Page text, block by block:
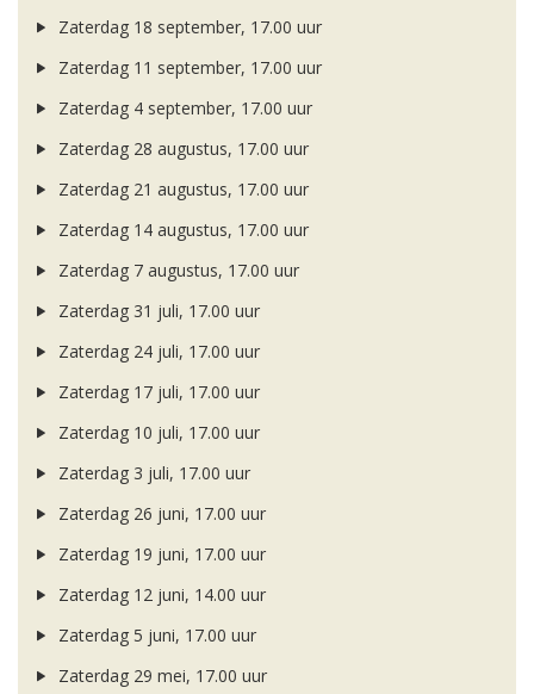
Zaterdag 18 september, 17.00 uur
Zaterdag 11 september, 17.00 uur
Zaterdag 4 september, 17.00 uur
Zaterdag 28 augustus, 17.00 uur
Zaterdag 21 augustus, 17.00 uur
Zaterdag 14 augustus, 17.00 uur
Zaterdag 7 augustus, 17.00 uur
Zaterdag 31 juli, 17.00 uur
Zaterdag 24 juli, 17.00 uur
Zaterdag 17 juli, 17.00 uur
Zaterdag 10 juli, 17.00 uur
Zaterdag 3 juli, 17.00 uur
Zaterdag 26 juni, 17.00 uur
Zaterdag 19 juni, 17.00 uur
Zaterdag 12 juni, 14.00 uur
Zaterdag 5 juni, 17.00 uur
Zaterdag 29 mei, 17.00 uur